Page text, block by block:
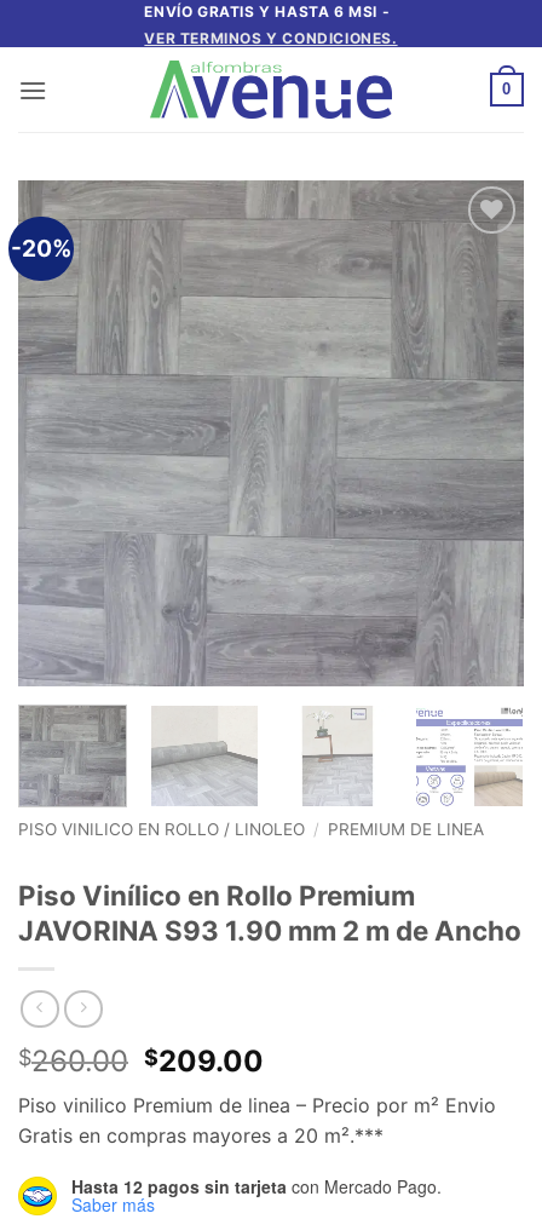
al
ENVÍO GRATIS Y HASTA 6 MSI -
VER TERMINOS Y CONDICIONES.
0
-20%
Añadir
lista de
deseos
PISO VINILICO EN ROLLO / LINOLEO / PREMIUM DE LINEA
Piso Vinílico en Rollo Premium
JAVORINA S93 1.90 mm 2 m de Ancho
$260.00 El
precio
original
era:
$260.00.
$209.00
precio
actual
es:
$209.00.
Piso vinilico Premium de linea – Precio por m² Envio
Gratis en compras mayores a 20 m².***
Hasta 12 pagos sin tarjeta con Mercado Pago.
Saber más